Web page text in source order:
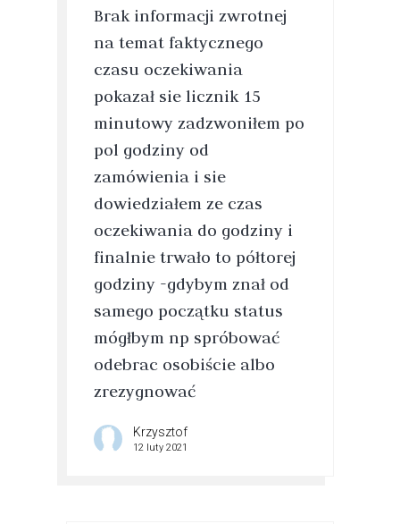
Brak informacji zwrotnej
na temat faktycznego
czasu oczekiwania
pokazał sie licznik 15
minutowy zadzwoniłem po
pol godziny od
zamówienia i sie
dowiedziałem ze czas
oczekiwania do godziny i
finalnie trwało to półtorej
godziny -gdybym znał od
samego początku status
mógłbym np spróbować
odebrac osobiście albo
zrezygnować
Krzysztof
12 luty 2021